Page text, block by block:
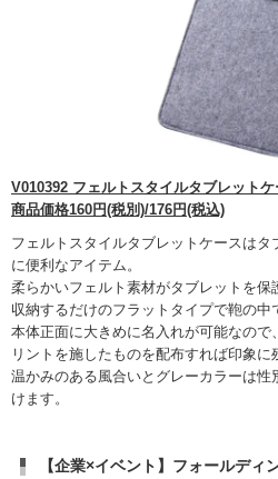
V010392 フェルトスタイルタブレットケ
商品価格160円(税別)/176円(税込)
フェルトスタイルタブレットケースは
に便利なアイテム。
柔らかいフェルト素材がタブレットを保
収納するだけのフラットタイプで鞄の中
本体正面に大きめに名入れが可能なの
リントを施したものを配布すれば印象
温かみのある風合いとグレーカラーは
けます。
【企業×イベント】フォールディ